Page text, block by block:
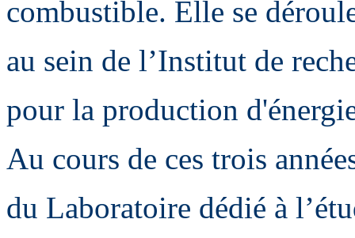
combustible. Elle se
au sein de l’Institut de
pour la production
Au cours de ces trois
du Laboratoire dédié à